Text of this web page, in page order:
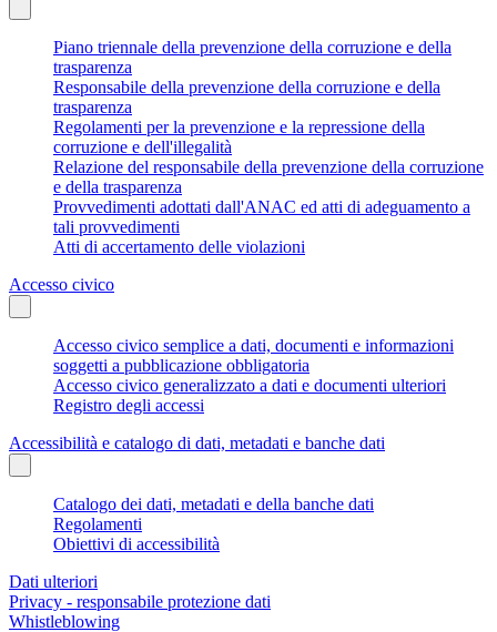
Piano triennale della prevenzione della corruzione e della
trasparenza
Responsabile della prevenzione della corruzione e della
trasparenza
Regolamenti per la prevenzione e la repressione della
corruzione e dell'illegalità
Relazione del responsabile della prevenzione della corruzione
e della trasparenza
Provvedimenti adottati dall'ANAC ed atti di adeguamento a
tali provvedimenti
Atti di accertamento delle violazioni
Accesso civico
Accesso civico semplice a dati, documenti e informazioni
soggetti a pubblicazione obbligatoria
Accesso civico generalizzato a dati e documenti ulteriori
Registro degli accessi
Accessibilità e catalogo di dati, metadati e banche dati
Catalogo dei dati, metadati e della banche dati
Regolamenti
Obiettivi di accessibilità
Dati ulteriori
Privacy - responsabile protezione dati
Whistleblowing